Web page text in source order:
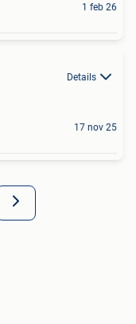
1 feb 26
Details
17 nov 25